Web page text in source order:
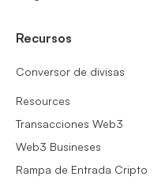
Recursos
Conversor de divisas
Resources
Transacciones Web3
Web3 Busineses
Rampa de Entrada Cripto